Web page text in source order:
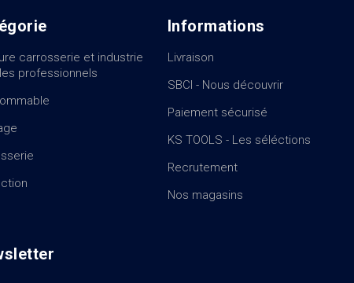
carrosserie et industrie
professionnels
Informations
Livraison
SBCI - Nous découvrir
Paiement sécurisé
KS TOOLS - Les séléctions
Recrutement
Nos magasins